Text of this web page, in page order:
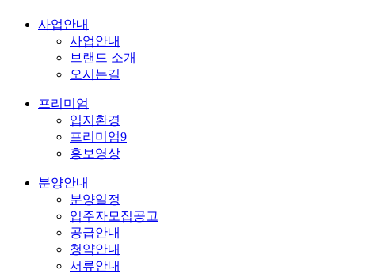
사업안내
사업안내
브랜드 소개
오시는길
프리미엄
입지환경
프리미엄9
홍보영상
분양안내
분양일정
입주자모집공고
공급안내
청약안내
서류안내